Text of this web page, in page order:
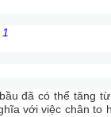
đã có thể tăng
với việc chân to